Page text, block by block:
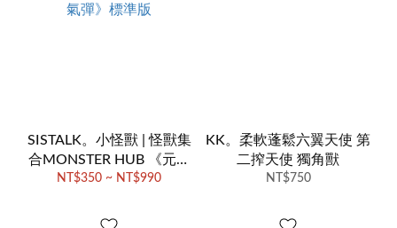
SISTALK。小怪獸 | 怪獸集
合MONSTER HUB 《元氣
彈》標準版
NT$350 ~ NT$990
KK。柔軟蓬鬆六翼天使 第
二搾天使 獨角獸
NT$750